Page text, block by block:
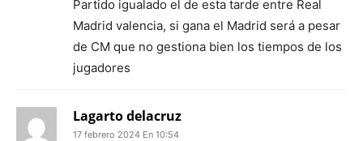
Partido igualado el de esta tarde entre Real
Madrid valencia, si gana el Madrid será a pesar
de CM que no gestiona bien los tiempos de los
jugadores
Lagarto delacruz
17 febrero 2024 En 10:54